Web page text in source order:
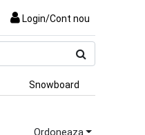
Login/Cont nou
produs
Snowboard
Ordoneaza